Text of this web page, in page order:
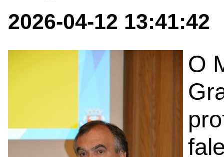
2026-04-12 13:41:42
O